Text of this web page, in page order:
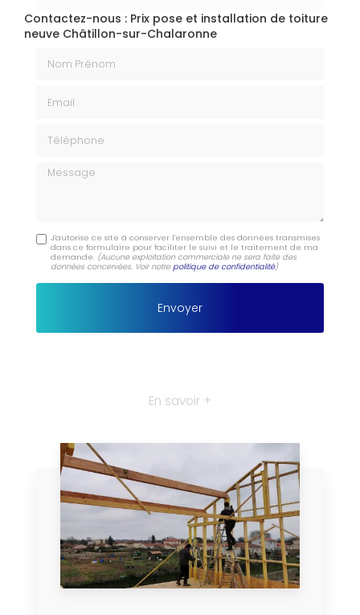
Contactez-nous : Prix pose et installation de toiture
neuve Châtillon-sur-Chalaronne
Message
J'autorise ce site à conserver l'ensemble des données transmises
dans ce formulaire pour faciliter le suivi et le traitement de ma
demande. (Aucune exploitation commerciale ne sera faite des
données concervées. Voir notrepolitique de confidentialité)
En savoir +